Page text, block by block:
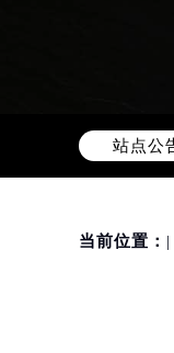
站点公
当前位置：